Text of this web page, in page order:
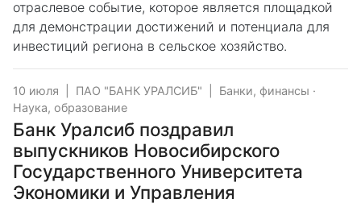
отраслевое событие, которое является площадкой
для демонстрации достижений и потенциала для
инвестиций региона в сельское хозяйство.
10 июля ПАО "БАНК УРАЛСИБ" Банки, финансы ·
Наука, образование
Банк Уралсиб поздравил
выпускников Новосибирского
Государственного Университета
Экономики и Управления